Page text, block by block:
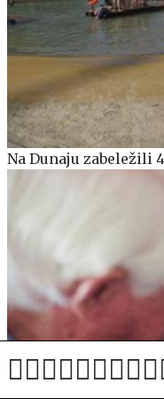
Na Dunaju zabeležili